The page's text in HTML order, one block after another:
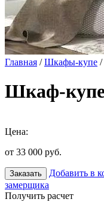
Главная /Шкафы-купе /
Шкаф-
Цена:
от 33 000 руб.
Заказать Добавить в
замерщика
Получить расчет